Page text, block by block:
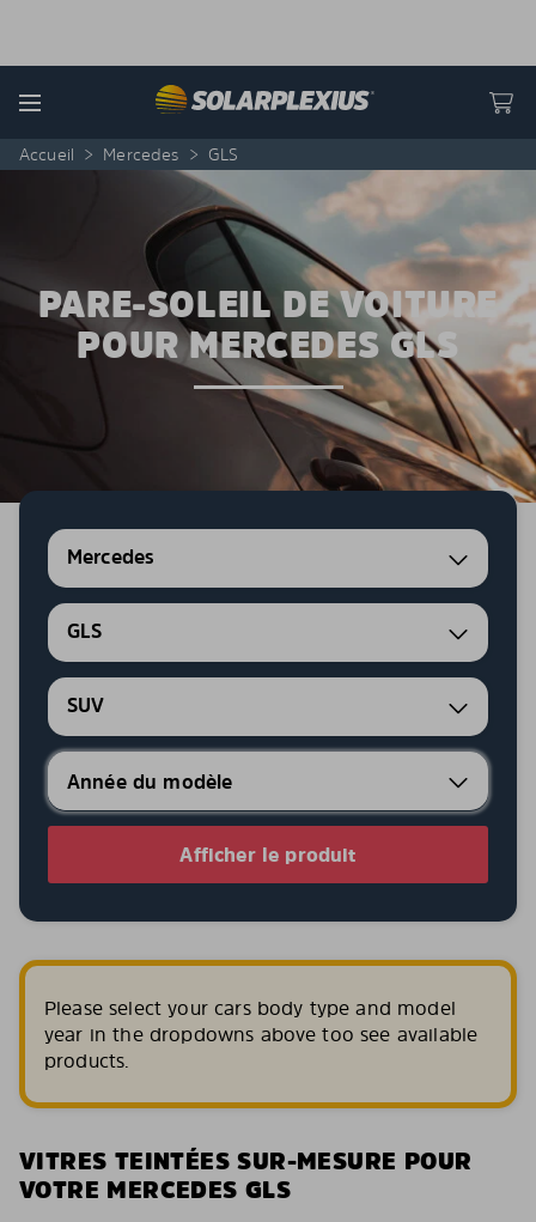
Menu
Accueil > Mercedes > GLS
PARE-SOLEIL DE VOITURE
POUR MERCEDES GLS
Mercedes
GLS
SUV
Afficher le produit
Please select your cars body type and model
year in the dropdowns above too see available
products.
VITRES TEINTÉES SUR-MESURE POUR
VOTRE MERCEDES GLS